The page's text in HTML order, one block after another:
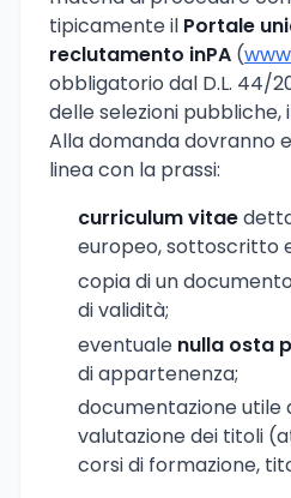
tipicamente il Portale
reclutamento inPA (
obbligatorio dal D.L. 44/
delle selezioni pubbliche,
Alla domanda dovranno
linea con la prassi:
curriculum vitae
europeo, sottoscritto
copia di un
di validità;
eventuale nulla osta
di appartenenza;
documentazione utile
valutazione dei titoli
corsi di formazione,